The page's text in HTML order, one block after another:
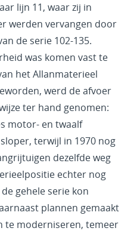
lijn 11, waar zij in
werden vervangen door
de serie 102-135.
was komen vast te
het Allanmaterieel
werd de afvoer
ter hand genomen:
motor- en twaalf
terwijl in 1970 nog
dezelfde weg
echter nog
gehele serie kon
plannen gemaakt
te moderniseren, temeer